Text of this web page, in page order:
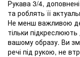
Рукава 3/4,
та роблять її
Не менш важливою
тільки
вашому образу. Ви
речі під рукою, не